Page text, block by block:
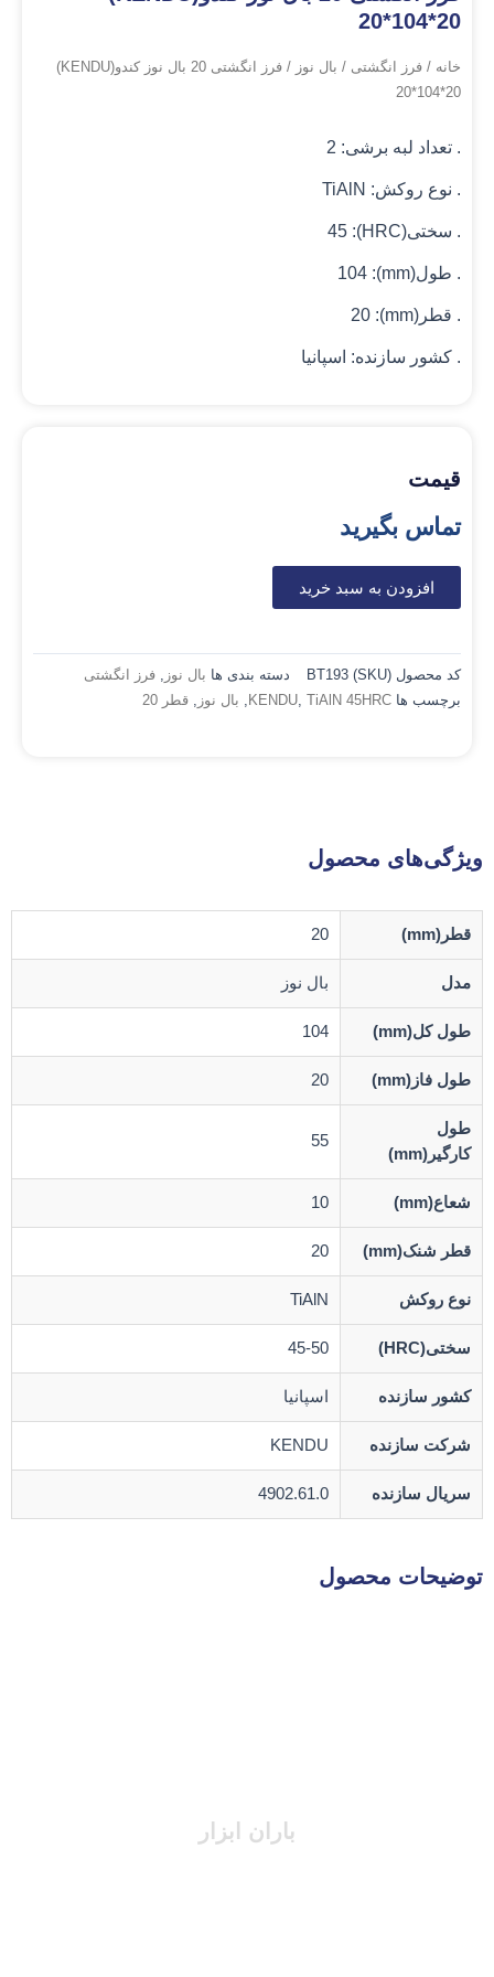
20*104*20
خانه / فرز انگشتی / بال نوز
/ فرز انگشتی 20 بال نوز کندو(KENDU)
20*104*20
. تعداد لبه برشی: 2
. نوع روکش: TiAlN
. سختی(HRC): 45
. طول(mm): 104
. قطر(mm): 20
. کشور سازنده: اسپانیا
قیمت
تماس بگیرید
افزودن به سبد خرید
کد محصول (SKU) BT193 دسته بندی ها بال نوز
فرز انگشتی
برچسب ها
KENDU TiAlN 45HRC بال نوز قطر 20
ویژگی‌های محصول
قطر(mm) 20
مدل بال نوز
طول کل(mm) 104
طول فاز(mm) 20
طول
کارگیر(mm)
55
شعاع(mm) 10
قطر شنک(mm) 20
نوع روکش TiAlN
سختی(HRC) 45-50
کشور سازنده اسپانیا
شرکت سازنده KENDU
سریال سازنده 4902.61.0
توضیحات محصول
باران ابزار